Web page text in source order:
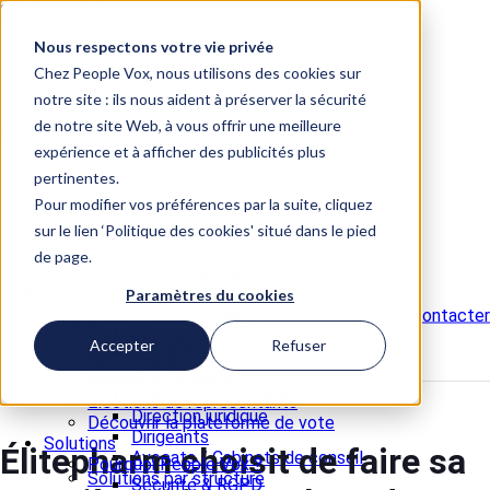
Nous respectons votre vie privée
Chez People Vox, nous utilisons des cookies sur
notre site : ils nous aident à préserver la sécurité
de notre site Web, à vous offrir une meilleure
expérience et à afficher des publicités plus
pertinentes.
Pour modifier vos préférences par la suite, cliquez
sur le lien ‘Politique des cookies' situé dans le pied
de page.
Paramètres du cookies
Accepter Refuser
Skip to content
📞 +33 5 82 95 56 50
Site Études d'opinion
Se connecter / voter
Close
Produit
Elections CSE
Référendum
Assemblée Générale
Sécurité & RGPD
Accompagnement juridique
Solutions par profil
Direction juridique
Dirigeants
Avocats / Cabinets de conseil
Solutions par structure
Produit
Elections CSE
Référendum
Elections de représentants
Découvrir la plateforme de vote
Solutions
Pourquoi People Vox ?
Sécurité & RGPD
Nous contacter
Élitepharm choisit de faire sa